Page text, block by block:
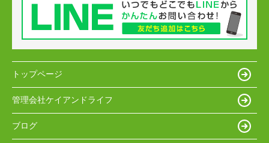
トップページ
管理会社ケイアンドライフ
ブログ